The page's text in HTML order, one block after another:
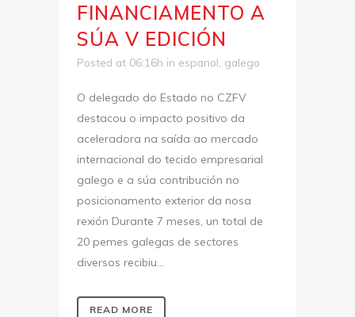
FINANCIAMENTO A
SÚA V EDICIÓN
Posted at 06:16h in espanol, galego
O delegado do Estado no CZFV
destacou o impacto positivo da
aceleradora na saída ao mercado
internacional do tecido empresarial
galego e a súa contribución no
posicionamento exterior da nosa
rexión Durante 7 meses, un total de
20 pemes galegas de sectores
diversos recibiu...
READ MORE